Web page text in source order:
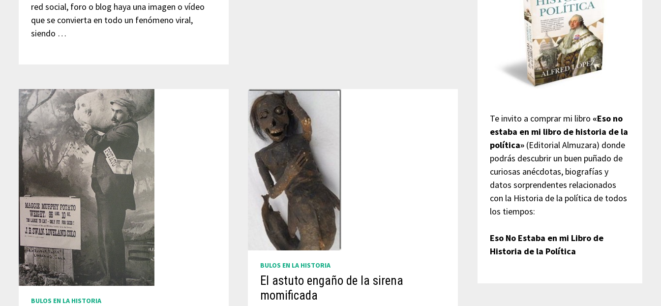
red social, foro o blog haya una imagen o vídeo
que se convierta en todo un fenómeno viral,
siendo …
BULOS EN LA HISTORIA
BULOS EN LA HISTORIA
El astuto engaño de la sirena
momificada
Te invito a comprar mi libro «Eso no
estaba en mi libro de historia de la
política»(Editorial Almuzara) donde
podrás descubrir un buen puñado de
curiosas anécdotas, biografías y
datos sorprendentes relacionados
con la Historia de la política de todos
los tiempos:
Eso No Estaba en mi Libro de
Historia de la Política